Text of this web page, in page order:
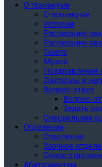
О техникуме
О техникуме
История
Расписание
Расписание
Газета
Музей
Поздравления
Дипломы и
Вопрос-ответ
Вопрос-
Задать
Специальная
Отделения
Отделения
Заочное
Очное
Абитуриентам